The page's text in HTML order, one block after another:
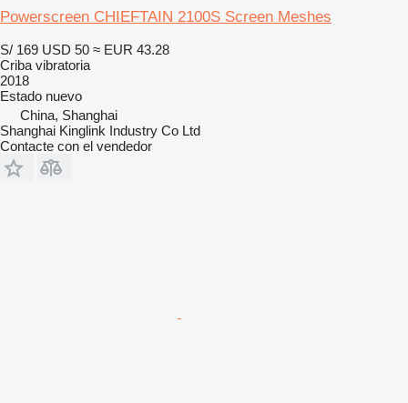
Powerscreen CHIEFTAIN 2100S Screen Meshes
S/ 169 USD 50 ≈ EUR 43.28
Criba vibratoria
2018
Estado nuevo
China, Shanghai
Shanghai Kinglink Industry Co Ltd
Contacte con el vendedor